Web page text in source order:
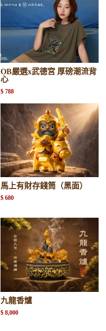
OB嚴選x武德宮 厚磅潮流背
心
$ 788
馬上有財存錢筒（黑面）
$ 680
九龍香爐
$ 8,000